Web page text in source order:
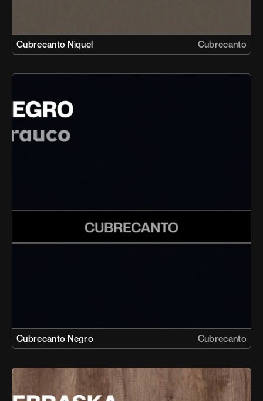
Cubrecanto Níquel Cubrecanto
Cubrecanto Negro Cubrecanto